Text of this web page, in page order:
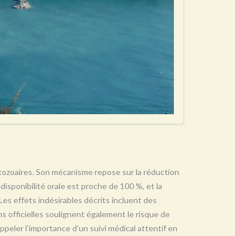
Son mécanisme repose sur la réduction
orale est proche de 100 %, et la
effets indésirables décrits incluent des
officielles soulignent également le risque de
l’importance d’un suivi médical attentif en